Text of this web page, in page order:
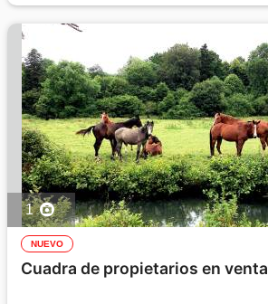
1
NUEVO
Cuadra de propietarios en venta